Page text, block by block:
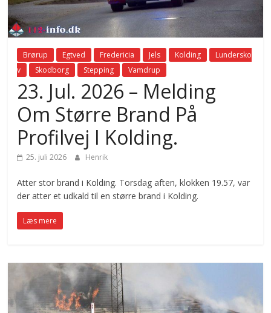
Brørup Egtved Fredericia Jels Kolding
Lundersko
v
Skodborg Stepping Vamdrup
23. Jul. 2026 – Melding
Om Større Brand På
Profilvej I Kolding.
25. juli 2026 Henrik
Atter stor brand i Kolding. Torsdag aften, klokken 19.57, var
der atter et udkald til en større brand i Kolding.
Læs mere